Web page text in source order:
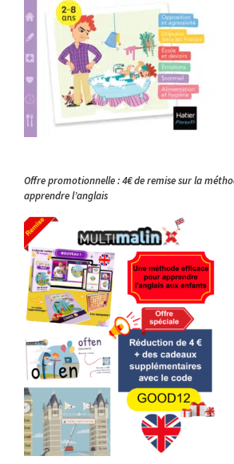
Offre promotionnelle : 4€ de remise sur la
apprendre l’anglais